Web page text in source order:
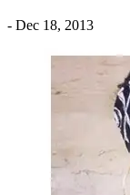
- Dec 18, 2013